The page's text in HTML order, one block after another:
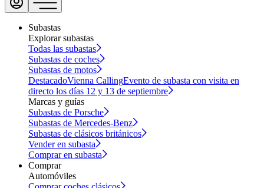
Subastas
Explorar subastas
Todas las subastas
Subastas de coches
Subastas de motos
DestacadoVienna CallingEvento de subasta con visita en
directo los días 12 y 13 de septiembre
Marcas y guías
Subastas de Porsche
Subastas de Mercedes-Benz
Subastas de clásicos británicos
Vender en subasta
Comprar en subasta
Comprar
Automóviles